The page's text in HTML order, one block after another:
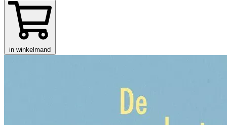
in winkelmand